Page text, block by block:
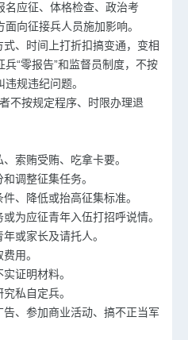
名应征、体格检查、政治考
向征接兵人员施加影响。
、时间上打折扣搞变通，变相
“零报告”和监督员制度，不按
规违纪问题。
不按规定程序、时限办理退
索贿受贿、吃拿卡要。
调整征集任务。
、降低或抬高征集标准。
为应征青年入伍打招呼说情。
或家长及请托人。
用。
证明材料。
私自定兵。
、参加商业活动、搞不正当军